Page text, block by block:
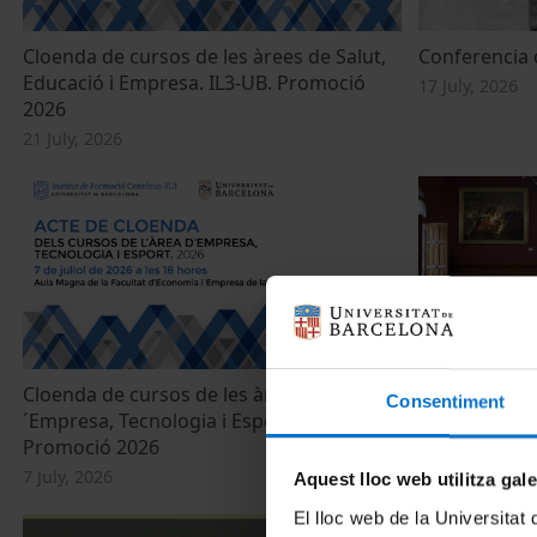
Consentiment
Aquest lloc web utilitza
El lloc web de la Universitat
Cloenda de cursos de les àrees de Salut,
Educació i Empresa. IL3-UB. Promoció
2026
21 July, 2026
Conferencia
17 July, 2026
Cloenda de cursos de les àrees d
´Empresa, Tecnologia i Esport . IL3-UB.
Promoció 2026
7 July, 2026
Acto
Promoción
7 July, 2026